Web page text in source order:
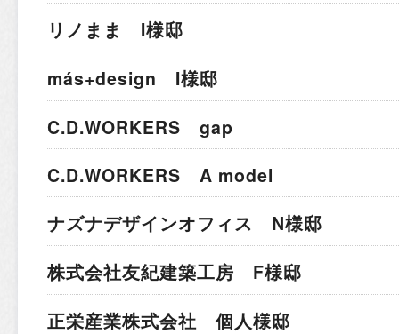
リノまま I様邸
más+design I様邸
C.D.WORKERS gap
C.D.WORKERS A model
ナズナデザインオフィス N様邸
株式会社友紀建築工房 F様邸
正栄産業株式会社 個人様邸